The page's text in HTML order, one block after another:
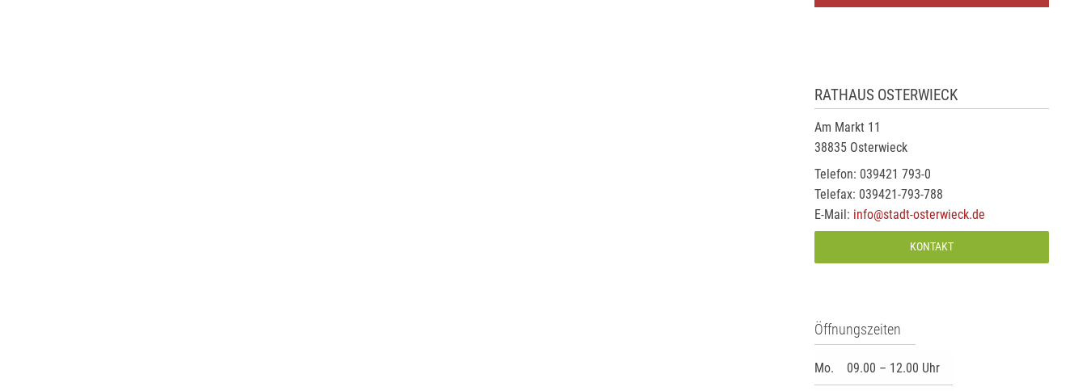
RATHAUS OSTERWIECK
Am Markt 11
38835 Osterwieck
Telefon: 039421 793-0
Telefax: 039421-793-788
E-Mail: info@stadt-osterwieck.de
KONTAKT
Öffnungszeiten
Mo. 09.00 – 12.00 Uhr